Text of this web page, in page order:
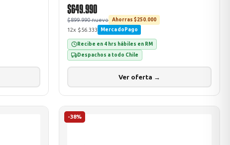
$649.990
$899.990 nuevo Ahorras $250.000
12x $56.333 MercadoPago
Recibe en 4 hrs hábiles en RM
Despachos a todo Chile
Ver oferta →
-38%